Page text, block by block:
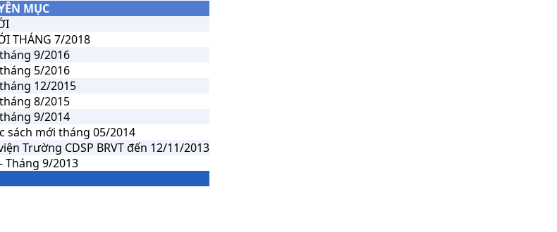
MỤC
THÁNG 7/2018
9/2016
5/2016
12/2015
8/2015
9/2014
sách mới tháng 05/2014
Trường CDSP BRVT đến 12/11/2013
Tháng 9/2013